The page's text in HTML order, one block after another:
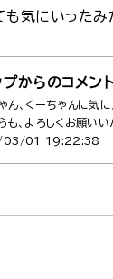
も気にいったみ
プからのコメン
ん、くーちゃんに気
も、よろしくお願いい
01 19:22:38